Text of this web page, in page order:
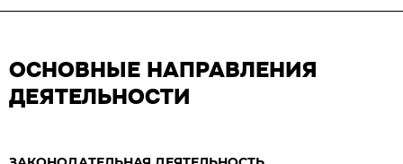
ОСНОВНЫЕ НАПРАВЛЕНИЯ
ДЕЯТЕЛЬНОСТИ